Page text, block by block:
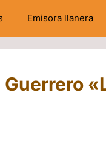
Emisora llanera